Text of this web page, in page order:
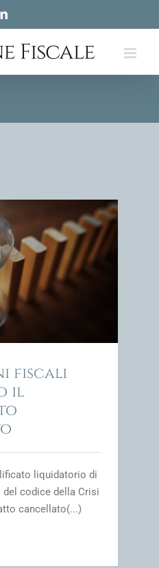
LinkedIn
fiscali
il
liquidatorio di
del codice della Crisi
cancellato(...)